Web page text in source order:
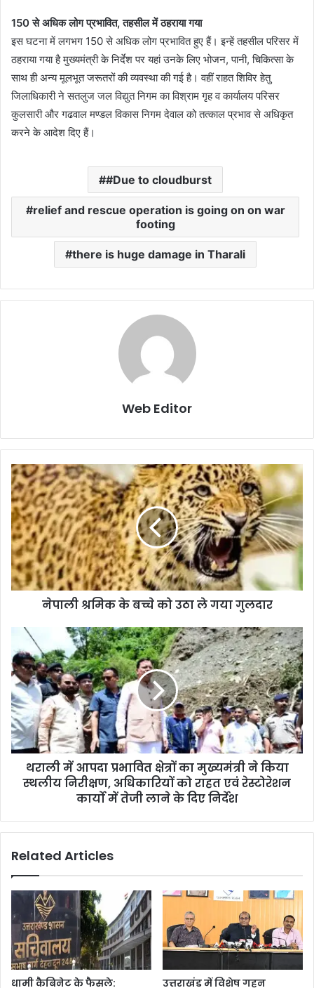
150 से अधिक लोग प्रभावित, तहसील में ठहराया गया
इस घटना में लगभग 150 से अधिक लोग प्रभावित हुए हैं। इन्हें तहसील परिसर में
ठहराया गया है मुख्यमंत्री के निर्देश पर यहां उनके लिए भोजन, पानी, चिकित्सा के
साथ ही अन्य मूलभूत जरूतरों की व्यवस्था की गई है। वहीं राहत शिविर हेतु
जिलाधिकारी ने सतलुज जल विद्युत निगम का विश्राम गृह व कार्यालय परिसर
कुलसारी और गढवाल मण्डल विकास निगम देवाल को तत्काल प्रभाव से अधिकृत
करने के आदेश दिए हैं।
#Due to cloudburst
relief and rescue operation is going on on war
footing
there is huge damage in Tharali
Web Editor
नेपाली श्रमिक के बच्चे को उठा ले गया गुलदार
थराली में आपदा प्रभावित क्षेत्रों का मुख्यमंत्री ने किया
स्थलीय निरीक्षण, अधिकारियों को राहत एवं रेस्टोरेशन
कार्यो में तेजी लाने के दिए निर्देश
Related Articles
धामी कैबिनेट के फैसले:
उत्तराखंड में विशेष गहन